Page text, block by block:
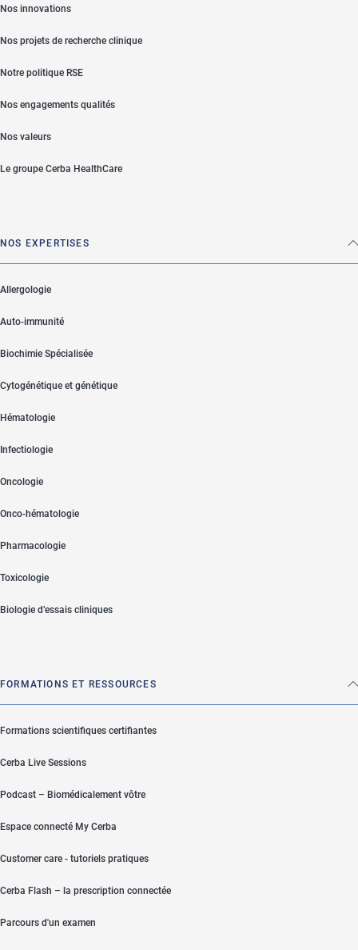
Nos innovations
Nos projets de recherche clinique
Notre politique RSE
Nos engagements qualités
Nos valeurs
Le groupe Cerba HealthCare
NOS EXPERTISES
Allergologie
Auto-immunité
Biochimie Spécialisée
Cytogénétique et génétique
Hématologie
Infectiologie
Oncologie
Onco-hématologie
Pharmacologie
Toxicologie
Biologie d’essais cliniques
FORMATIONS ET RESSOURCES
Formations scientifiques certifiantes
Cerba Live Sessions
Podcast – Biomédicalement vôtre
Espace connecté My Cerba
Customer care - tutoriels pratiques
Cerba Flash – la prescription connectée
Parcours d'un examen